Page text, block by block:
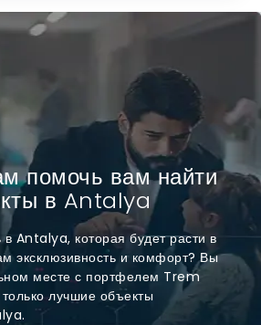
помочь вам найти
в Antalya
Antalya, которая будет расти в
эксклюзивность и комфорт? Вы
месте с портфелем Trem
лучшие объекты